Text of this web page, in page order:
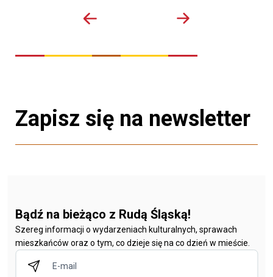
Zapisz się na newsletter
Bądź na bieżąco z Rudą Śląską!
Szereg informacji o wydarzeniach kulturalnych, sprawach
mieszkańców oraz o tym, co dzieje się na co dzień w mieście.